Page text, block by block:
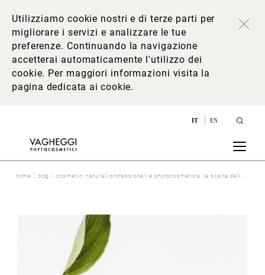
Utilizziamo cookie nostri e di terze parti per
migliorare i servizi e analizzare le tue
preferenze. Continuando la navigazione
accetterai automaticamente l'utilizzo dei
cookie. Per maggiori informazioni visita la
pagina dedicata ai cookie.
IT EN
home blog